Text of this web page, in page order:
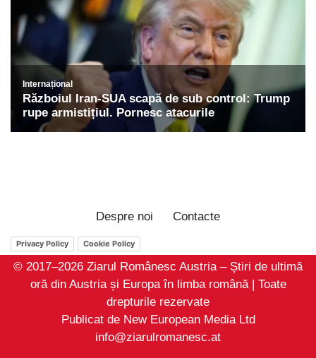
Despre noi Contacte
Privacy Policy Cookie Policy
© 2017–2026 Ziarul Românesc Austria – Știri de ultimă
oră din Austria și Europa în limba română | Toate
drepturile rezervate
Publicat de New European Media Ltd
info@ziarulromanesc.at